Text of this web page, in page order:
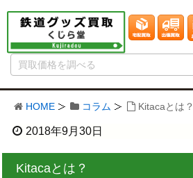
HOME コラム Kitacaとは？
2018年9月30日
Kitacaとは？